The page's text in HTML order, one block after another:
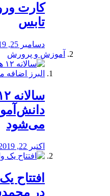
کارت
تابس
دسامبر 25, 2019
آموزش و پرورش
می‌شود
اکتبر 22, 2019
افتتاح
در